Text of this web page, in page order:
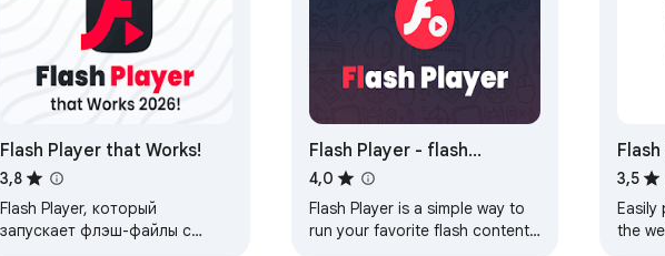
Flash Player that Works!
3,8
Flash Player, который
запускает флэш-файлы с
Flash Player - flash
emulator
4,0
Flash Player is a simple way to
run your favorite flash content
3,5
Easily
the